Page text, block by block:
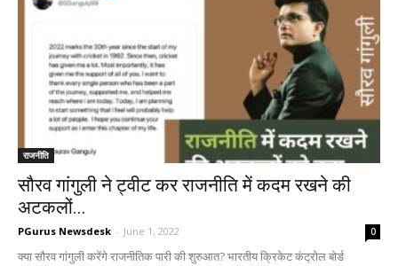
राजनीति
सौरव गांगुली ने ट्वीट कर राजनीति में कदम रखने की
अटकलों...
PGurus Newsdesk - June 1, 2022 0
क्या सौरव गांगुली करेंगे राजनीतिक पारी की शुरुआत? भारतीय क्रिकेट कंट्रोल बोर्ड